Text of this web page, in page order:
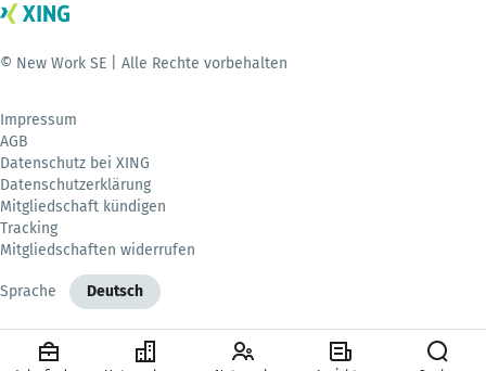
© New Work SE | Alle Rechte vorbehalten
Impressum
AGB
Datenschutz bei XING
Datenschutzerklärung
Mitgliedschaft kündigen
Tracking
Mitgliedschaften widerrufen
Sprache Deutsch